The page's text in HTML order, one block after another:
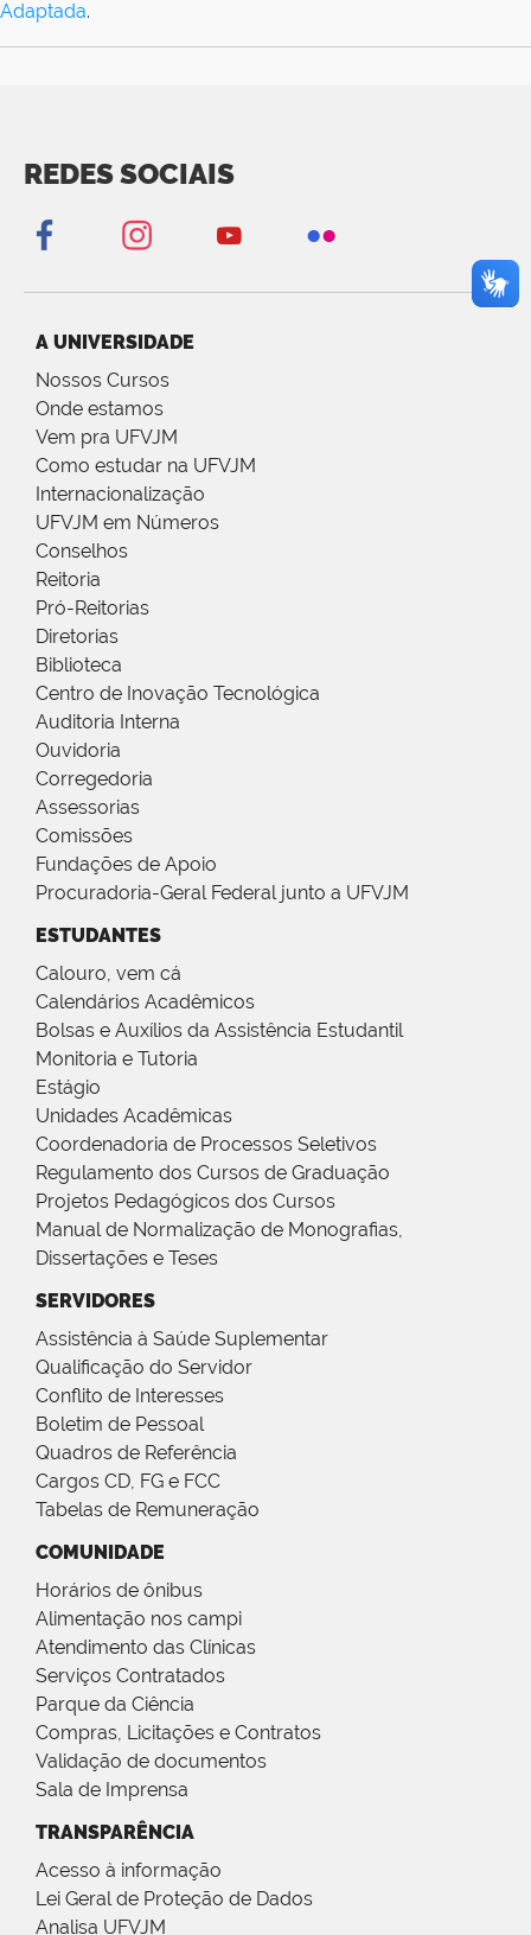
Adaptada.
REDES SOCIAIS
A UNIVERSIDADE
Nossos Cursos
Onde estamos
Vem pra UFVJM
Como estudar na UFVJM
Internacionalização
UFVJM em Números
Conselhos
Reitoria
Pró-Reitorias
Diretorias
Biblioteca
Centro de Inovação Tecnológica
Auditoria Interna
Ouvidoria
Corregedoria
Assessorias
Comissões
Fundações de Apoio
Procuradoria-Geral Federal junto a UFVJM
ESTUDANTES
Calouro, vem cá
Calendários Acadêmicos
Bolsas e Auxílios da Assistência Estudantil
Monitoria e Tutoria
Estágio
Unidades Acadêmicas
Coordenadoria de Processos Seletivos
Regulamento dos Cursos de Graduação
Projetos Pedagógicos dos Cursos
Manual de Normalização de Monografias,
Dissertações e Teses
SERVIDORES
Assistência à Saúde Suplementar
Qualificação do Servidor
Conflito de Interesses
Boletim de Pessoal
Quadros de Referência
Cargos CD, FG e FCC
Tabelas de Remuneração
COMUNIDADE
Horários de ônibus
Alimentação nos campi
Atendimento das Clínicas
Serviços Contratados
Parque da Ciência
Compras, Licitações e Contratos
Validação de documentos
Sala de Imprensa
TRANSPARÊNCIA
Acesso à informação
Lei Geral de Proteção de Dados
Analisa UFVJM